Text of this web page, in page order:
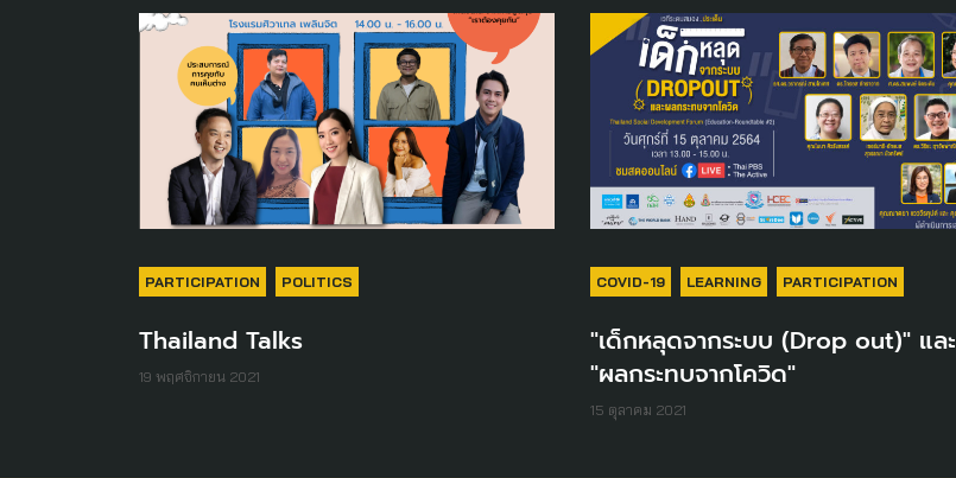
PARTICIPATION POLITICS
Thailand Talks
19 พฤศจิกายน 2021
COVID-19 LEARNING PARTICIPATION
"เด็กหลุดจากระบบ (Drop out)" และ
"ผลกระทบจากโควิด"
15 ตุลาคม 2021